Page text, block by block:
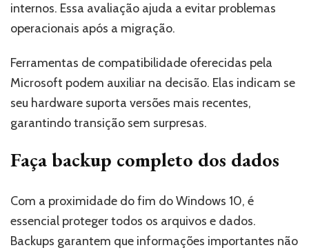
internos. Essa avaliação ajuda a evitar problemas
operacionais após a migração.
Ferramentas de compatibilidade oferecidas pela
Microsoft podem auxiliar na decisão. Elas indicam se
seu hardware suporta versões mais recentes,
garantindo transição sem surpresas.
Faça backup completo dos dados
Com a proximidade do fim do Windows 10, é
essencial proteger todos os arquivos e dados.
Backups garantem que informações importantes não